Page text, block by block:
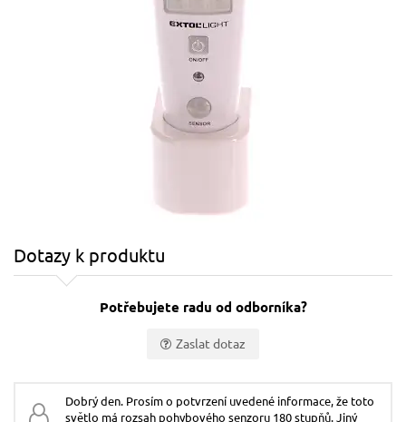
Dotazy k produktu
Potřebujete radu od odborníka?
Zaslat dotaz
Dobrý den. Prosím o potvrzení uvedené informace, že toto
světlo má rozsah pohybového senzoru 180 stupňů. Jiný